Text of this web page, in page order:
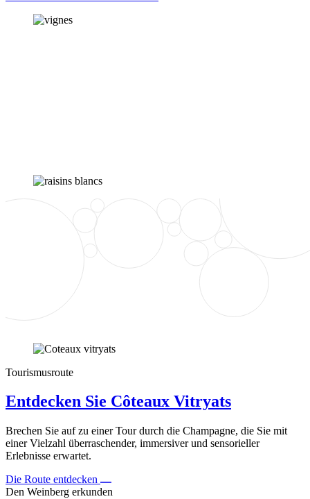
Tourismusroute
Entdecken Sie Côteaux Vitryats
Brechen Sie auf zu einer Tour durch die Champagne, die Sie mit
einer Vielzahl überraschender, immersiver und sensorieller
Erlebnisse erwartet.
Die Route entdecken
Den Weinberg erkunden